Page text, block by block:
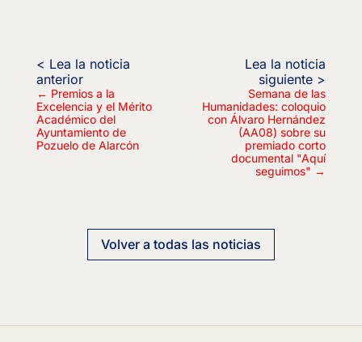
← Premios a la
Excelencia y el Mérito
Académico del
Ayuntamiento de
Pozuelo de Alarcón
Semana de las
Humanidades: coloquio
con Álvaro Hernández
(AA08) sobre su
premiado corto
documental "Aquí
seguimos" →
Volver a todas las noticias